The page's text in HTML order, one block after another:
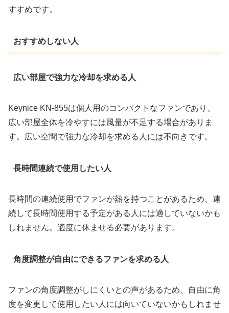
すすめです。
おすすめしない人
広い部屋で強力な冷却を求める人
Keynice KN-855は個人用のコンパクトなファンであり、
広い部屋全体を冷やすには風量が不足する場合がありま
す。広い空間で強力な冷却を求める人には不向きです。
長時間連続で使用したい人
長時間の連続使用でファンが熱を持つことがあるため、連
続して長時間使用する予定がある人には適していないかも
しれません。適度に休ませる必要があります。
角度調整が自由にできるファンを求める人
ファンの角度調整がしにくいとの声があるため、自由に角
度を変更して使用したい人には向いていないかもしれませ